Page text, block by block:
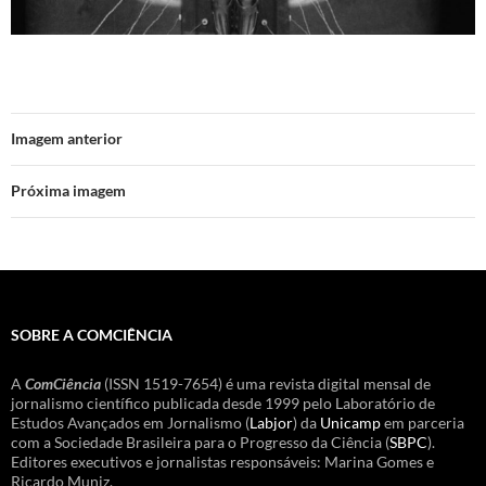
Imagem anterior
Próxima imagem
SOBRE A COMCIÊNCIA
A ComCiência (ISSN 1519-7654) é uma revista digital mensal de
jornalismo científico publicada desde 1999 pelo Laboratório de
Estudos Avançados em Jornalismo (Labjor) da Unicampem parceria
com a Sociedade Brasileira para o Progresso da Ciência (SBPC).
Editores executivos e jornalistas responsáveis: Marina Gomes e
Ricardo Muniz.